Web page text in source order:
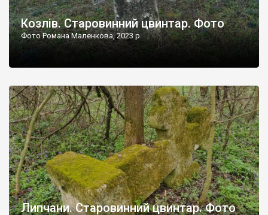
Козлів. Старовинний цвинтар. Фото
Фото Романа Маленкова, 2023 р.
Липчани. Старовинний цвинтар. Фото